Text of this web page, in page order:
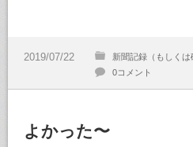
新聞記録（もしくは
0コメント
よかった〜